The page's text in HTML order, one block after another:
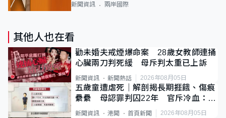
新聞資訊 兩岸國際
其他人也在看
勸未婚夫戒煙爆命案 28歲女教師連捅
心臟兩刀判死緩 母斥判太重已上訴
新聞資訊 新聞熱話 2026年08月05日
五歲童遭虐死｜解剖揭長期捱餓、傷痕
纍纍 母認罪判囚22年 官斥冷血：同
類案最惡劣
新聞資訊 港聞 首頁新聞 2026年08月05日